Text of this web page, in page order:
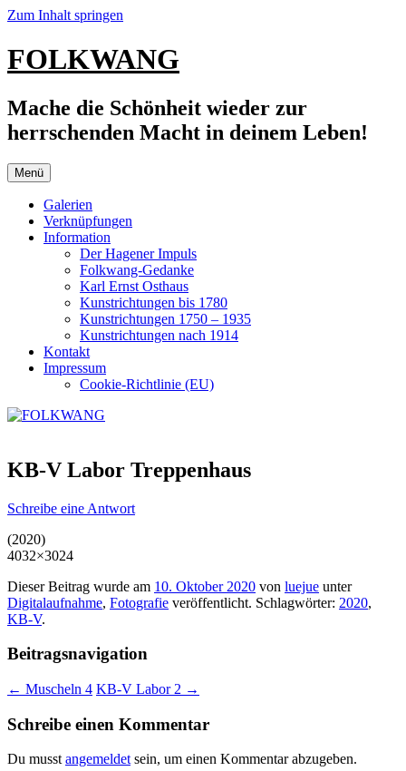
Zum Inhalt springen
FOLKWANG
Mache die Schönheit wieder zur
herrschenden Macht in deinem Leben!
Menü
Galerien
Verknüpfungen
Information
Der Hagener Impuls
Folkwang-Gedanke
Karl Ernst Osthaus
Kunstrichtungen bis 1780
Kunstrichtungen 1750 – 1935
Kunstrichtungen nach 1914
Kontakt
Impressum
Cookie-Richtlinie (EU)
KB-V Labor Treppenhaus
Schreibe eine Antwort
(2020)
4032×3024
Dieser Beitrag wurde am 10. Oktober 2020 von luejue unter
Digitalaufnahme, Fotografie veröffentlicht. Schlagwörter: 2020,
KB-V.
Beitragsnavigation
← Muscheln 4 KB-V Labor 2 →
Schreibe einen Kommentar
Du musstangemeldetsein, um einen Kommentar abzugeben.